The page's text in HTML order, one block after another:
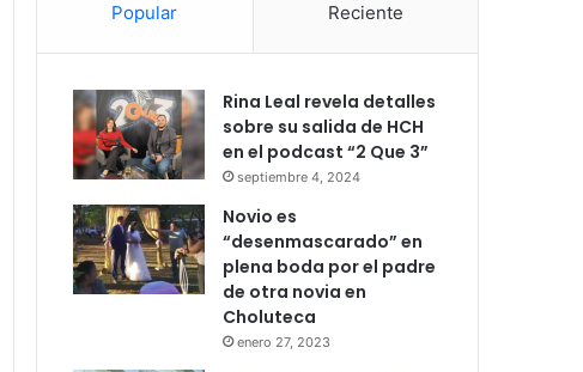
Popular Reciente
Rina Leal revela detalles
sobre su salida de HCH
en el podcast “2 Que 3”
septiembre 4, 2024
Novio es
“desenmascarado” en
plena boda por el padre
de otra novia en
Choluteca
enero 27, 2023